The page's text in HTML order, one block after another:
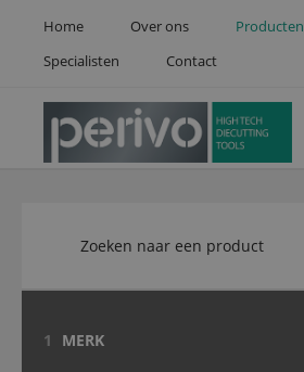
Home Over ons Producten
Specialisten
Contact
1 MERK